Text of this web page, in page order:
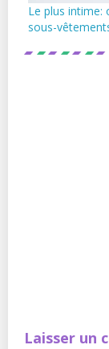
Le plus intime:
sous-
Laisser un